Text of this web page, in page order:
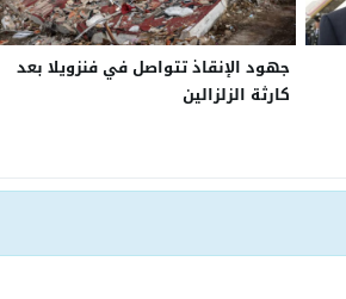
جهود الإنقاذ تتواصل في فنزويلا بعد
كارثة الزلزالين